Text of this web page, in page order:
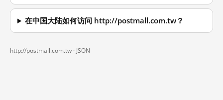
在中国大陆如何访问 http://postmall.com.tw？
http://postmall.com.tw · JSON